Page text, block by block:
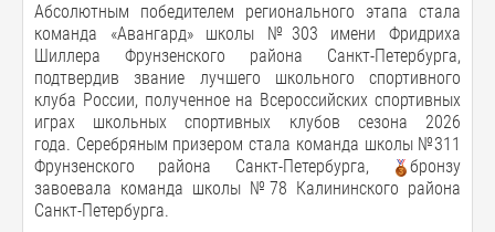
Абсолютным победителем регионального этапа стала
команда «Авангард» школы №303 имени Фридриха
Шиллера Фрунзенского района Санкт-Петербурга,
подтвердив звание лучшего школьного спортивного
клуба России, полученное на Всероссийских спортивных
играх школьных спортивных клубов сезона 2026
года. Серебряным призером стала команда школы №311
Фрунзенского района Санкт-Петербурга,
бронзу
завоевала команда школы №78 Калининского района
Санкт-Петербурга.